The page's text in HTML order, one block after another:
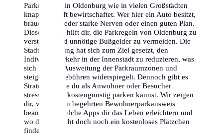
Parkraum ist in Oldenburg wie in vielen Großstädten
knapp und oft bewirtschaftet. Wer hier ein Auto besitzt,
braucht entweder starke Nerven oder einen guten Plan.
Dieser Guide hilft dir, die Parkregeln von Oldenburg zu
verstehen und unnötige Bußgelder zu vermeiden. Die
Stadtverwaltung hat sich zum Ziel gesetzt, den
Individualverkehr in der Innenstadt zu reduzieren, was
sich in einer Ausweitung der Parkraumzonen und
steigenden Gebühren widerspiegelt. Dennoch gibt es
Strategien, wie du als Anwohner oder Besucher
stressfrei und kostengünstig parken kannst. Wir zeigen
dir, wie du den begehrten Bewohnerparkausweis
beantragst, welche Apps dir das Leben erleichtern und
wo du vielleicht doch noch ein kostenloses Plätzchen
findest.